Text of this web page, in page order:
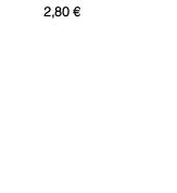
Cena
2,80 €